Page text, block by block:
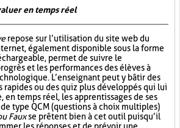
en temps réel
repose sur l’utilisation du site web du
également disponible sous la forme
permet de suivre le
et les performances des élèves à
L’enseignant peut y bâtir des
ou des quiz plus développés qui lui
en temps réel, les apprentissages de ses
type QCM (questions à choix multiples)
Fauxse prêtent bien à cet outil puisqu’il